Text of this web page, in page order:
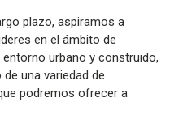
plazo, aspiramos a
en el ámbito de
urbano y construido,
una variedad de
podremos ofrecer a